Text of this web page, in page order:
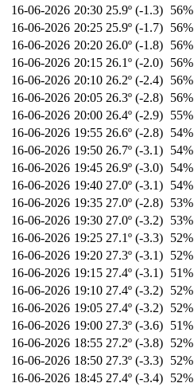
16-06-2026 20:30 25.9º (-1.3) 56%
16-06-2026 20:25 25.9º (-1.7) 56%
16-06-2026 20:20 26.0º (-1.8) 56%
16-06-2026 20:15 26.1º (-2.0) 56%
16-06-2026 20:10 26.2º (-2.4) 56%
16-06-2026 20:05 26.3º (-2.8) 56%
16-06-2026 20:00 26.4º (-2.9) 55%
16-06-2026 19:55 26.6º (-2.8) 54%
16-06-2026 19:50 26.7º (-3.1) 54%
16-06-2026 19:45 26.9º (-3.0) 54%
16-06-2026 19:40 27.0º (-3.1) 54%
16-06-2026 19:35 27.0º (-2.8) 53%
16-06-2026 19:30 27.0º (-3.2) 53%
16-06-2026 19:25 27.1º (-3.3) 52%
16-06-2026 19:20 27.3º (-3.1) 52%
16-06-2026 19:15 27.4º (-3.1) 51%
16-06-2026 19:10 27.4º (-3.2) 52%
16-06-2026 19:05 27.4º (-3.2) 52%
16-06-2026 19:00 27.3º (-3.6) 51%
16-06-2026 18:55 27.2º (-3.8) 52%
16-06-2026 18:50 27.3º (-3.3) 52%
16-06-2026 18:45 27.4º (-3.4) 52%